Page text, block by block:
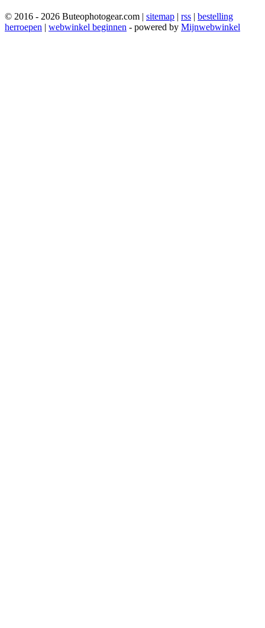
© 2016 - 2026 Buteophotogear.com | sitemap | rss | bestelling
herroepen | webwinkel beginnen - powered by Mijnwebwinkel